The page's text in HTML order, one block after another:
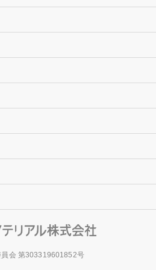
員会 第303319601852号